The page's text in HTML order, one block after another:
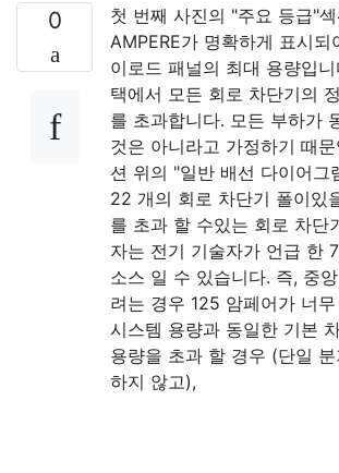
0
첫 번째 사진의 "주요 등급"
AMPERE가 명확하게 표시되
이로드 패널의 최대 용량입
택에서 모든 회로 차단기의
를 초과합니다. 모든 부하가
것은 아니라고 가정하기 때
션 위의 "일반 배선 다이어그
22 개의 회로 차단기 폴이있
를 초과 할 수있는 회로 차단
자는 전기 기술자가 언급 한
소스 일 수 있습니다. 즉, 중
려는 경우 125 암페어가 너
시스템 용량과 동일한 기본
용량을 초과 할 경우 (단일
하지 않고),